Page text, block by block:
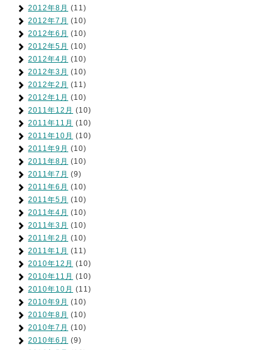
2012年8月 (11)
2012年7月 (10)
2012年6月 (10)
2012年5月 (10)
2012年4月 (10)
2012年3月 (10)
2012年2月 (11)
2012年1月 (10)
2011年12月 (10)
2011年11月 (10)
2011年10月 (10)
2011年9月 (10)
2011年8月 (10)
2011年7月 (9)
2011年6月 (10)
2011年5月 (10)
2011年4月 (10)
2011年3月 (10)
2011年2月 (10)
2011年1月 (11)
2010年12月 (10)
2010年11月 (10)
2010年10月 (11)
2010年9月 (10)
2010年8月 (10)
2010年7月 (10)
2010年6月 (9)